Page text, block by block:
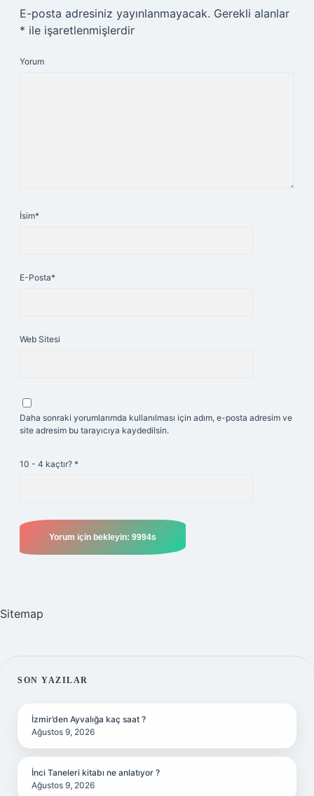
E-posta adresiniz yayınlanmayacak. Gerekli alanlar
* ile işaretlenmişlerdir
Yorum
İsim*
E-Posta*
Web Sitesi
Daha sonraki yorumlarımda kullanılması için adım, e-posta adresim ve
site adresim bu tarayıcıya kaydedilsin.
10 - 4 kaçtır? *
Sitemap
SIDEBAR
SON YAZILAR
İzmir’den Ayvalığa kaç saat ?
Ağustos 9, 2026
İnci Taneleri kitabı ne anlatıyor ?
Ağustos 9, 2026